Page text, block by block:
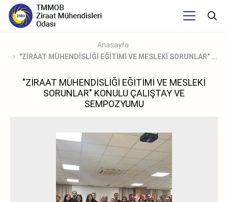
Anasayfa
"ZİRAAT MÜHENDİSLİĞİ EĞİTİMİ VE MESLEKİ SORUNLAR" ...
"ZİRAAT MÜHENDİSLİĞİ EĞİTİMİ VE MESLEKİ
SORUNLAR" KONULU ÇALIŞTAY VE
SEMPOZYUMU